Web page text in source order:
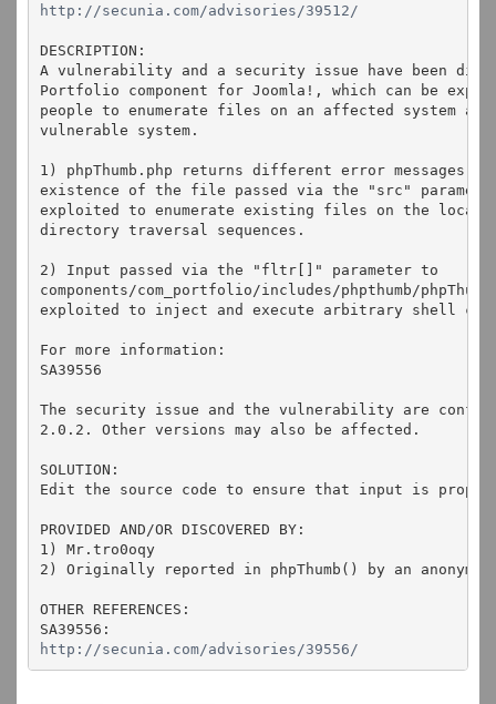
http://secunia.com/advisories/39512/
DESCRIPTION:
A vulnerability and a security issue have been
Portfolio component for Joomla!, which can be
people to enumerate files on an affected system and
vulnerable system.
1) phpThumb.php returns different error messages
existence of the file passed via the "src"
exploited to enumerate existing files on the local
directory traversal sequences.
2) Input passed via the "fltr[]" parameter to
components/com_portfolio/includes/phpthumb/
exploited to inject and execute arbitrary shell
For more information:
SA39556
The security issue and the vulnerability are
2.0.2. Other versions may also be affected.
SOLUTION:
Edit the source code to ensure that input is
PROVIDED AND/OR DISCOVERED BY:
1) Mr.tro0oqy
2) Originally reported in phpThumb() by an
OTHER REFERENCES:
SA39556:
http://secunia.com/advisories/39556/